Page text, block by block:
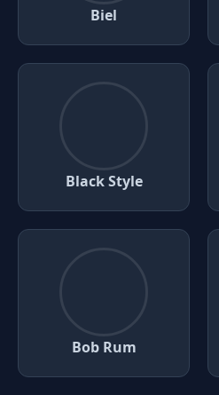
Biel
Black Style
Bob Rum